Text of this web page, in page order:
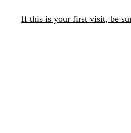
If this is your first visit, be